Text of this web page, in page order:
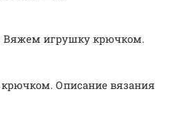
Вяжем игрушку крючком.
Описание вязания